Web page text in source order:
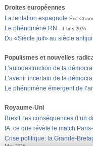
Droites européennes
La tentation espagnole Éric
Le phénomène RN
4 July 2026
Du «Siècle juif» au siècle
Populismes et nouvelles
L’autodestruction de la
L’avenir incertain de la
Le phénomène émergent de
Royaume-Uni
Brexit: les conséquences d’un
IA: ce que révèle le match
Crise politique: la Grande-